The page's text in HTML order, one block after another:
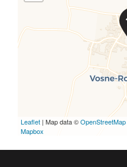
Leaflet | Map data ©OpenStreetMap
Mapbox